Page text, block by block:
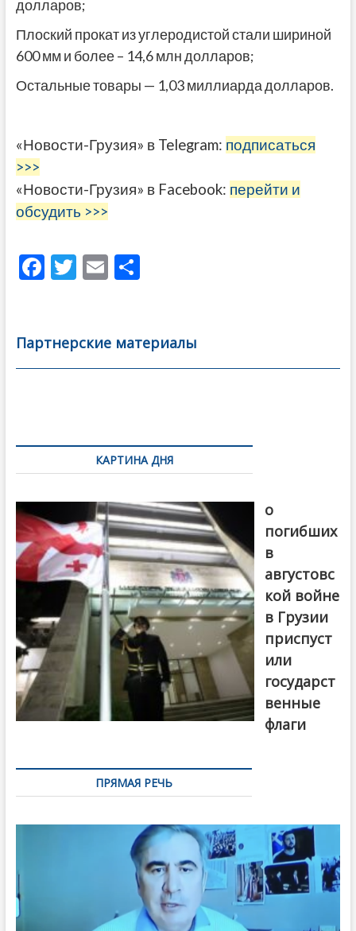
долларов;
Плоский прокат из углеродистой стали шириной
600 мм и более – 14,6 млн долларов;
Остальные товары — 1,03 миллиарда долларов.
«Новости-Грузия» в Telegram: подписаться
>>>
«Новости-Грузия» в Facebook: перейти и
обсудить >>>
F
b
o
T
er
E
l
О
а
в
Партнерские материалы
по
записямКАРТИНА ДНЯ
о
погибших
в
августовс
кой войне
в Грузии
приспуст
или
государст
венные
флаги
ПРЯМАЯ РЕЧЬ